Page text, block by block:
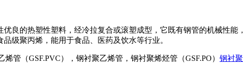
良的热塑性塑料，经冷拉复合或滚塑成型，它既有钢管的机械性
级聚丙烯，能用于食品、医药及饮水等行业。
管（GSF.PVC），钢衬聚乙烯管，钢衬聚烯烃管（GSF.PO） 钢衬